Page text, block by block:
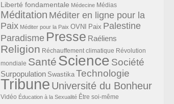
Liberté fondamentale Médecine Médias
Méditation Méditer en ligne pour la
Paix Méditer pour la Paix OVNI Paix Palestine
Paradisme Presse Raéliens
Religion Réchauffement climatique Révolution
mondiale Santé Science Société
Surpopulation Swastika Technologie
Tribune Université du Bonheur
Vidéo Éducation à la Sexualité Être soi-même